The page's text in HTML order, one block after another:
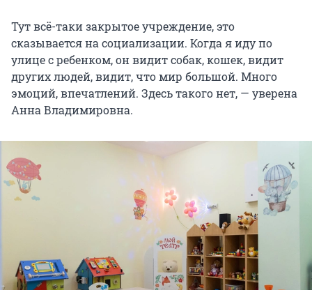
Тут всё-таки закрытое учреждение, это
сказывается на социализации. Когда я иду по
улице с ребенком, он видит собак, кошек, видит
других людей, видит, что мир большой. Много
эмоций, впечатлений. Здесь такого нет, — уверена
Анна Владимировна.